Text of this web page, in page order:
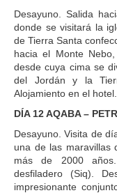
Desayuno. Salida
donde se visitará la
de Tierra Santa
hacia el Monte
desde cuya cima se
del Jordán y la
Alojamiento en el hotel.
DÍA 12 AQABA –
Desayuno. Visita de
una de las maravillas
más de 2000
desfiladero (Siq).
impresionante